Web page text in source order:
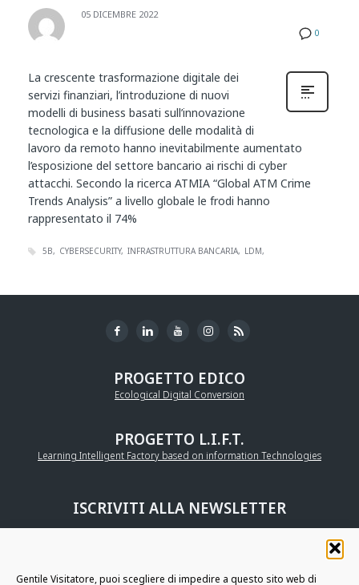
Gentile Visitatore, puoi scegliere di impedire a questo sito web di
0
05 DICEMBRE 2022
La crescente trasformazione digitale dei
servizi finanziari, l’introduzione di nuovi
modelli di business basati sull’innovazione
tecnologica e la diffusione delle modalità di
lavoro da remoto hanno inevitabilmente aumentato
l’esposizione del settore bancario ai rischi di cyber
attacchi. Secondo la ricerca ATMIA “Global ATM Crime
Trends Analysis” a livello globale le frodi hanno
rappresentato il 74%
5B CYBERSECURITY INFRASTRUTTURA BANCARIA LDM
PROGETTO EDICO
Ecological Digital Conversion
PROGETTO L.I.F.T.
Learning Intelligent Factory based on information Technologies
ISCRIVITI ALLA NEWSLETTER